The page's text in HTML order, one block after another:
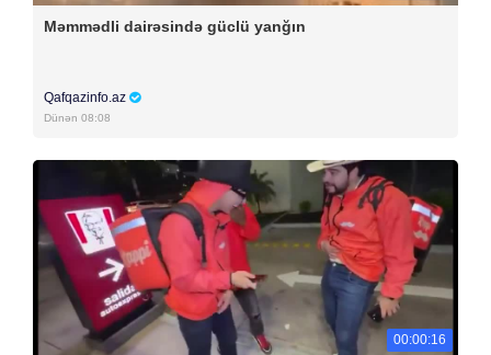
Məmmədli dairəsində güclü yanğın
Qafqazinfo.az
Dünən 08:08
00:00:16